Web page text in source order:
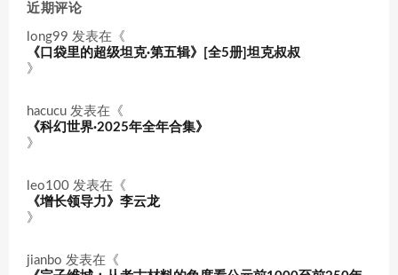
近期评论
long99 发表在《
《口袋里的超级坦克·第五辑》[全5册]坦克叔叔
》
hacucu 发表在《
《科幻世界·2025年全年合集》
》
leo100 发表在《
《增长领导力》李云龙
》
jianbo 发表在《